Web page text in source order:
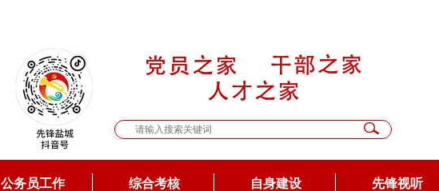
公务员工作 综合考核 自身建设 先锋视听